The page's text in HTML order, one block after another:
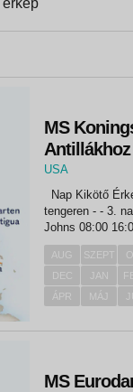
Térkép
MS
Antillákhoz
USA
Fort Lauderdale
tengeren - - 3. nap tengeren - - 4. nap Philipsburg 08:00 17:00 5. nap St.
Johns 08:00 16:00 6. nap Castries 08:00 17:00 7. nap
17:00 8....
AUG SZEPT
DEC
JAN
ÁPR
MÁJ
MS